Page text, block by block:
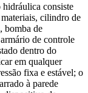
hidráulica consiste
cilindro de
bomba de
de controle
dentro do
em qualquer
fixa e estável; o
à parede